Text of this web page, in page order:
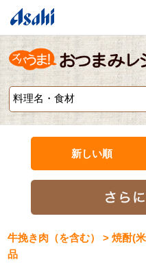
新しい順
牛挽き肉（を含む） > 焼酎(
品